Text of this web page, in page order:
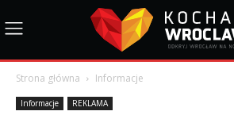
Strona główna Informacje
Informacje REKLAMA